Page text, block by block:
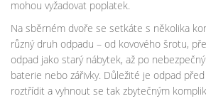
mohou vyžadovat poplatek.
Na sběrném dvoře se setkáte s několika
různý druh odpadu – od kovového šrotu,
odpad jako starý nábytek, až po
baterie nebo zářivky. Důležité je odpad
roztřídit a vyhnout se tak zbytečným